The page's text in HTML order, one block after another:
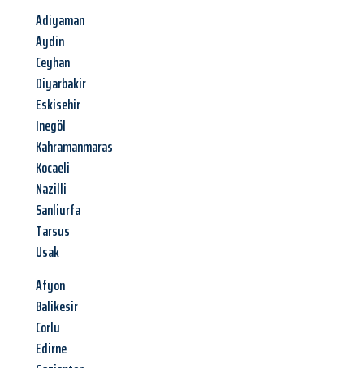
Adiyaman
Aydin
Ceyhan
Diyarbakir
Eskisehir
Inegöl
Kahramanmaras
Kocaeli
Nazilli
Sanliurfa
Tarsus
Usak
Afyon
Balikesir
Corlu
Edirne